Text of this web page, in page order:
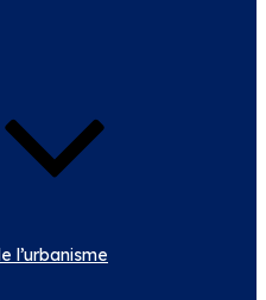
l’urbanisme